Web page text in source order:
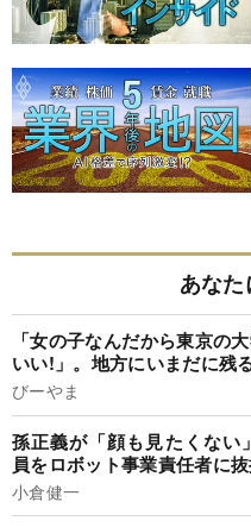
あな
「女の子なんだから東京の
いい!」。地方にいまだに残
びーやま
孫正義が「顔も見たくない
員をロボット事業責任者に
小倉健一